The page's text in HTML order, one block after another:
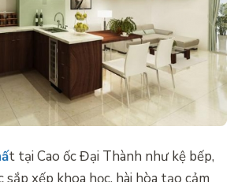
t tại Cao ốc Đại Thành như kệ bếp,